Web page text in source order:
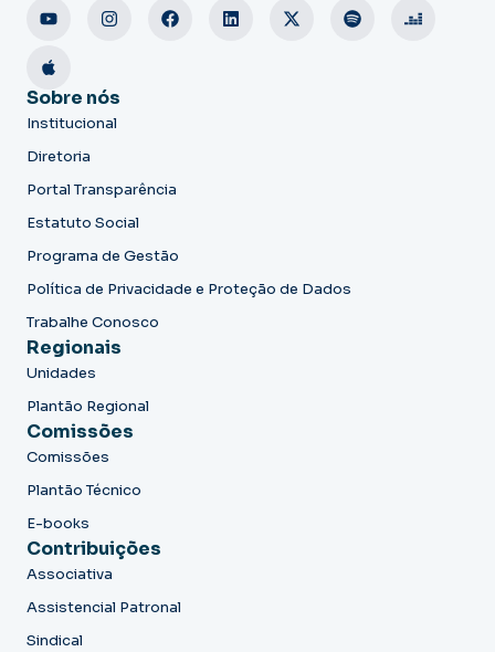
Sobre nós
Institucional
Diretoria
Portal Transparência
Estatuto Social
Programa de Gestão
Política de Privacidade e Proteção de Dados
Trabalhe Conosco
Regionais
Unidades
Plantão Regional
Comissões
Comissões
Plantão Técnico
E-books
Contribuições
Associativa
Assistencial Patronal
Sindical